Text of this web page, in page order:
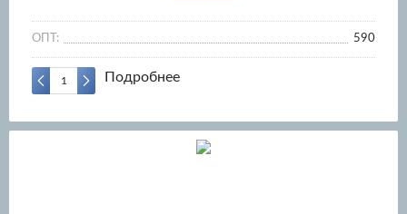
ОПТ: 590
Подробнее